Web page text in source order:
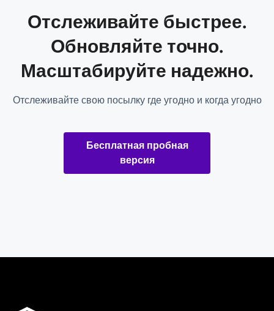
Отслеживайте быстрее.
Обновляйте точно.
Масштабируйте надежно.
Отслеживайте свою посылку где угодно и когда угодно
Бесплатная пробная
версия